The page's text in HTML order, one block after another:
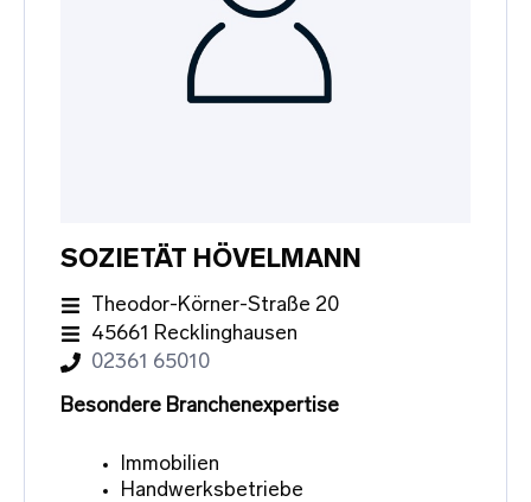
SOZIETÄT HÖVELMANN
Theodor-Körner-Straße 20
45661 Recklinghausen
02361 65010
Besondere Branchenexpertise
Immobilien
Handwerksbetriebe